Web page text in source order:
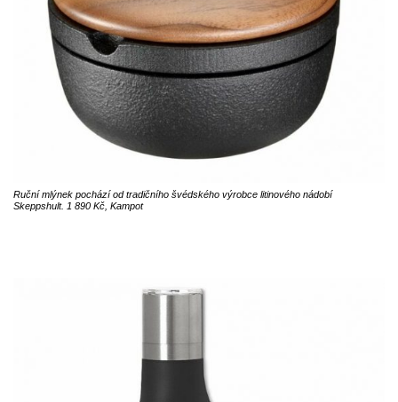
Ruční mlýnek pochází od tradičního švédského výrobce litinového nádobí
Skeppshult. 1 890 Kč, Kampot